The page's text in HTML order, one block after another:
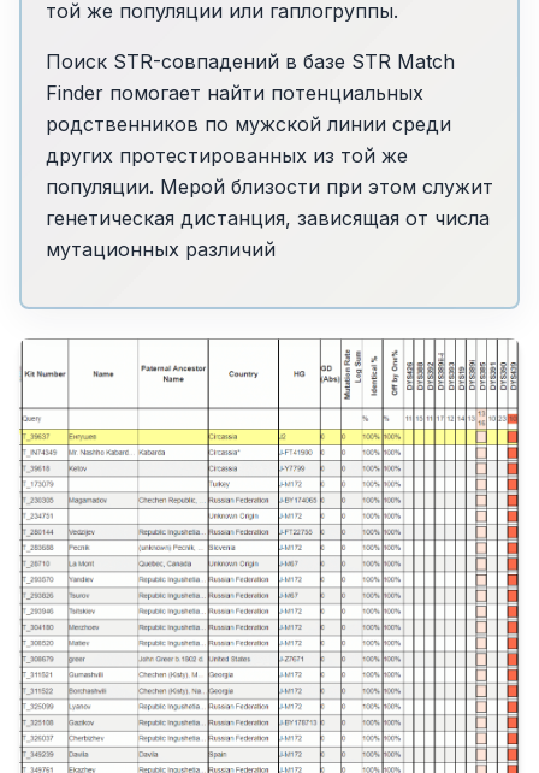
той же популяции или гаплогруппы.
Поиск STR-совпадений в базе STR Match
Finder помогает найти потенциальных
родственников по мужской линии среди
других протестированных из той же
популяции. Мерой близости при этом служит
генетическая дистанция, зависящая от числа
мутационных различий